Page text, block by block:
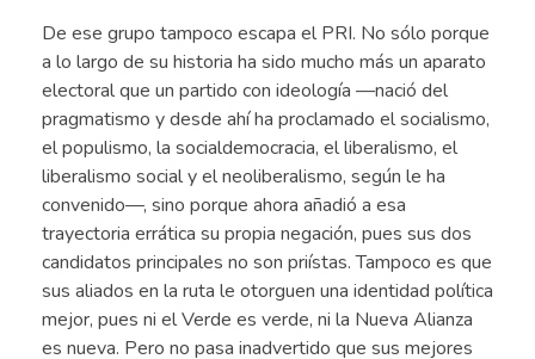
De ese grupo tampoco escapa el PRI. No sólo porque
a lo largo de su historia ha sido mucho más un aparato
electoral que un partido con ideología —nació del
pragmatismo y desde ahí ha proclamado el socialismo,
el populismo, la socialdemocracia, el liberalismo, el
liberalismo social y el neoliberalismo, según le ha
convenido—, sino porque ahora añadió a esa
trayectoria errática su propia negación, pues sus dos
candidatos principales no son priístas. Tampoco es que
sus aliados en la ruta le otorguen una identidad política
mejor, pues ni el Verde es verde, ni la Nueva Alianza
es nueva. Pero no pasa inadvertido que sus mejores